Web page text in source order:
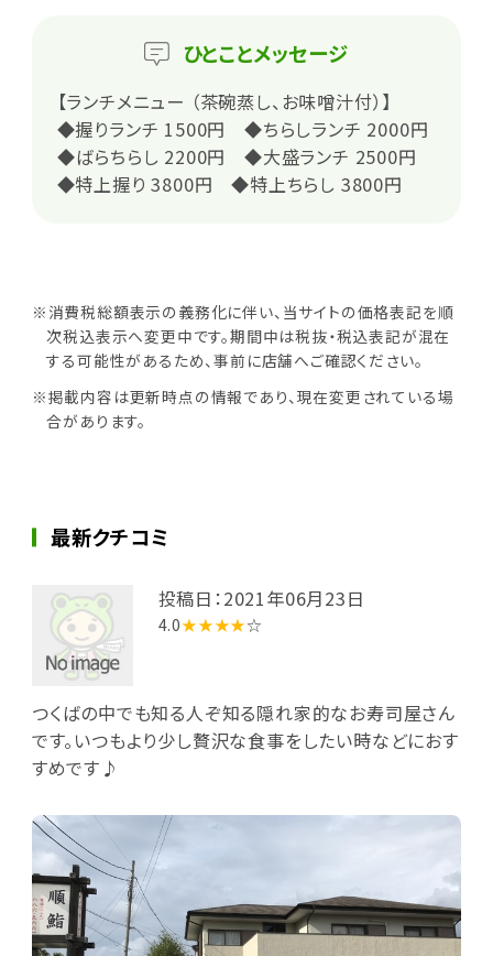
ひとことメッセージ
【ランチメニュー （茶碗蒸し、お味噌汁付）】
◆握りランチ 1500円 ◆ちらしランチ 2000円
◆ばらちらし 2200円 ◆大盛ランチ 2500円
◆特上握り 3800円 ◆特上ちらし 3800円
※消費税総額表示の義務化に伴い、当サイトの価格表記を順
次税込表示へ変更中です。期間中は税抜・税込表記が混在
する可能性があるため、事前に店舗へご確認ください。
※掲載内容は更新時点の情報であり、現在変更されている場
合があります。
最新クチコミ
投稿日：2021年06月23日
4.0★★★★☆
つくばの中でも知る人ぞ知る隠れ家的なお寿司屋さん
です。いつもより少し贅沢な食事をしたい時などにおす
すめです♪